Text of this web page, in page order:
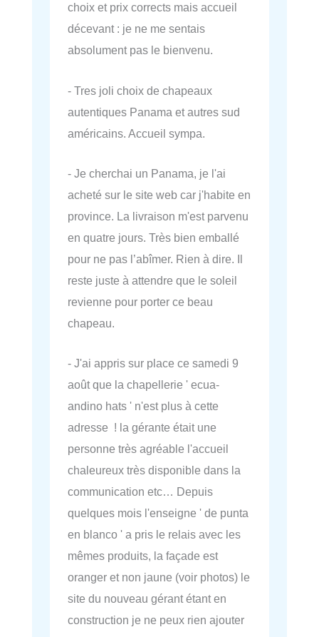
choix et prix corrects mais accueil
décevant : je ne me sentais
absolument pas le bienvenu.
- Tres joli choix de chapeaux
autentiques Panama et autres sud
américains. Accueil sympa.
- Je cherchai un Panama, je l'ai
acheté sur le site web car j'habite en
province. La livraison m'est parvenu
en quatre jours. Très bien emballé
pour ne pas l’abîmer. Rien à dire. Il
reste juste à attendre que le soleil
revienne pour porter ce beau
chapeau.
- J'ai appris sur place ce samedi 9
août que la chapellerie ' ecua-
andino hats ' n'est plus à cette
adresse ! la gérante était une
personne très agréable l'accueil
chaleureux très disponible dans la
communication etc… Depuis
quelques mois l'enseigne ' de punta
en blanco ' a pris le relais avec les
mêmes produits, la façade est
oranger et non jaune (voir photos) le
site du nouveau gérant étant en
construction je ne peux rien ajouter